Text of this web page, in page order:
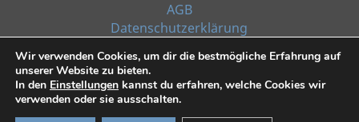
AGB
Datenschutzerklärung
*Alle Preise inkl. Ust. zzgl. Versandkosten
Wir verwenden Cookies, um dir die bestmögliche Erfahrung auf
unserer Website zu bieten.
In den Einstellungen kannst du erfahren, welche Cookies wir
verwenden oder sie ausschalten.